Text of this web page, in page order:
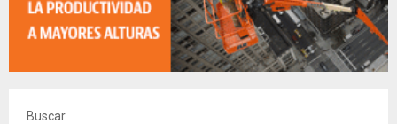
Buscar